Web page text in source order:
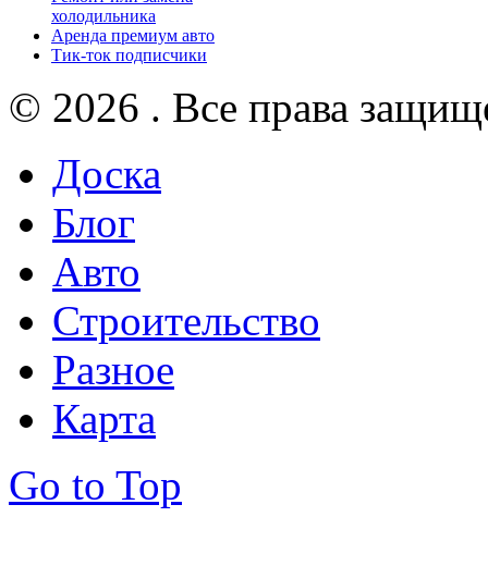
холодильника
Аренда премиум авто
Тик-ток подписчики
© 2026 . Все права
Доска
Блог
Авто
Строительство
Разное
Карта
Go to Top